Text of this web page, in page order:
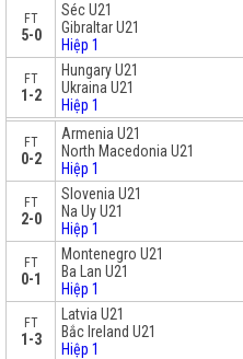
FT
5-0
Séc U21
Gibraltar U21
Hiệp 1
FT
1-2
Hungary U21
Ukraina U21
Hiệp 1
FT
0-2
Armenia U21
North Macedonia U21
Hiệp 1
FT
2-0
Slovenia U21
Na Uy U21
Hiệp 1
FT
0-1
Montenegro U21
Ba Lan U21
Hiệp 1
FT
1-3
Latvia U21
Bắc Ireland U21
Hiệp 1